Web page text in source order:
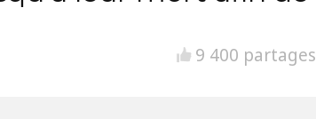
9 400 partages